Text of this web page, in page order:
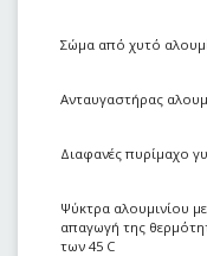
Σώμα από χυτό
Ανταυγαστήρας
Διαφανές πυρίμαχο
Ψύκτρα αλουμινίου
απαγωγή της
των 45 C